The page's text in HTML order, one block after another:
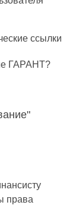
ссылки
ГАРАНТ?
права